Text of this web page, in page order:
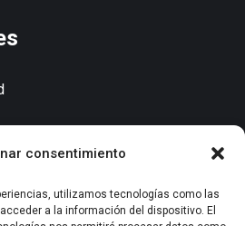
consentimiento
utilizamos tecnologías como las
a la información del dispositivo. El